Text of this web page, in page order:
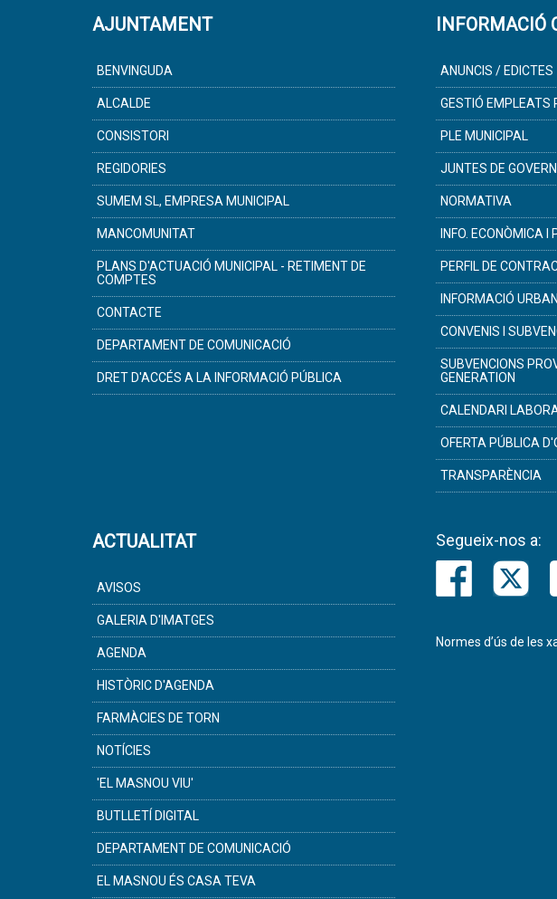
AJUNTAMENT
BENVINGUDA
ALCALDE
CONSISTORI
REGIDORIES
SUMEM SL, EMPRESA MUNICIPAL
MANCOMUNITAT
PLANS D'ACTUACIÓ MUNICIPAL - RETIMENT DE
COMPTES
CONTACTE
DEPARTAMENT DE COMUNICACIÓ
DRET D'ACCÉS A LA INFORMACIÓ PÚBLICA
INFORMACIÓ
ANUNCIS / EDICTES
GESTIÓ EMPLEATS
PLE MUNICIPAL
JUNTES DE GOVERN
NORMATIVA
INFO. ECONÒMICA
PERFIL DE
INFORMACIÓ
CONVENIS I
SUBVENCIONS
GENERATION
CALENDARI
OFERTA PÚBLICA
TRANSPARÈNCIA
ACTUALITAT
AVISOS
GALERIA D'IMATGES
AGENDA
HISTÒRIC D'AGENDA
FARMÀCIES DE TORN
NOTÍCIES
'EL MASNOU VIU'
BUTLLETÍ DIGITAL
DEPARTAMENT DE COMUNICACIÓ
EL MASNOU ÉS CASA TEVA
Segueix-nos a:
Normes d’ús de les